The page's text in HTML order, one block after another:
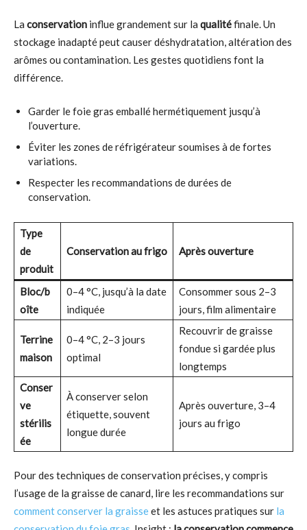
La conservation influe grandement sur la qualitéfinale. Un
stockage inadapté peut causer déshydratation, altération des
arômes ou contamination. Les gestes quotidiens font la
différence.
Garder le foie gras emballé hermétiquement jusqu’à
l’ouverture.
Éviter les zones de réfrigérateur soumises à de fortes
variations.
Respecter les recommandations de durées de
conservation.
Type
de
produit
Conservation au frigo Après ouverture
Bloc/b
oîte
0–4 °C, jusqu’à la date
indiquée
Consommer sous 2–3
jours, film alimentaire
Terrine
maison
0–4 °C, 2–3 jours
optimal
Recouvrir de graisse
fondue si gardée plus
longtemps
Conser
ve
stérilis
ée
À conserver selon
étiquette, souvent
longue durée
Après ouverture, 3–4
jours au frigo
Pour des techniques de conservation précises, y compris
l’usage de la graisse de canard, lire les recommandations sur
comment conserver la graisseet les astuces pratiques sur la